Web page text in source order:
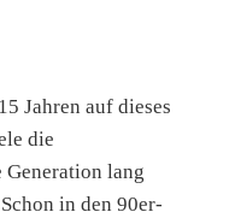
Jahren auf dieses
die
lang
in den 90er-